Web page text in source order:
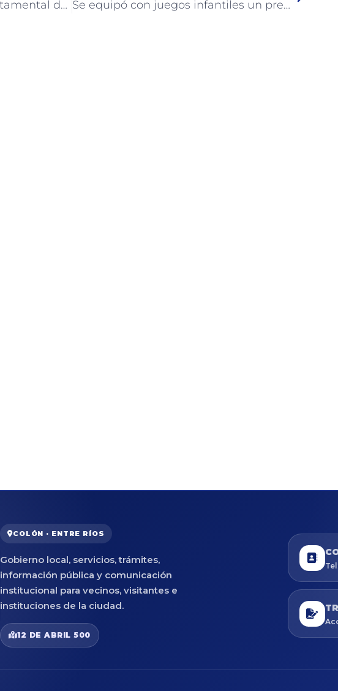
Se organiza la etapa departamental del certamen “Abuelos en Acción” Se equipó con juegos infantiles un predio de barrio Cicle Club Colón
COLÓN · ENTRE RÍOS
Gobierno local, servicios, trámites,
información pública y comunicación
institucional para vecinos, visitantes e
instituciones de la ciudad.
12 DE ABRIL 500